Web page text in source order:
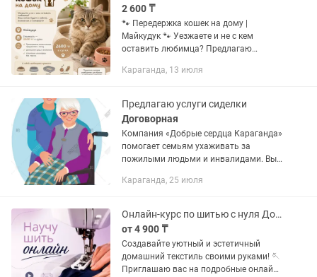
2 600 ₸
🐾 Передержка кошек на дому |
Майкудук 🐾 Уезжаете и не с кем
оставить любимца? Предлагаю
спокойной и уютной обстановке 🐱 📍
сутки ✅...
Караганда, 13 июля
Предлагаю услуги сиделки
Договорная
Компания «Добрые сердца Караганда»
помогает семьям ухаживать за
пожилыми людьми и инвалидами. Вы
хороший персонал.Головной офис
Караганда, 25 июля
Онлайн-курс по шитью с нуля Домашний текстиль (Рассрочка Kaspi 0-0-4)
от 4 900 ₸
Создавайте уютный и эстетичный
домашний текстиль своими руками! 🪡
Приглашаю вас на подробные онлайн-